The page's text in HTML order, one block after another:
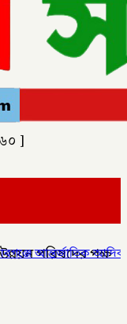
]
দিবসে
পরিষদের পক্ষ